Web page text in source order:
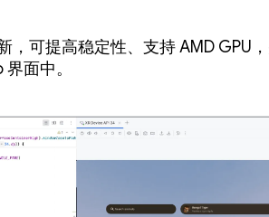
，可提高稳定性、支持 AMD GPU
面中。